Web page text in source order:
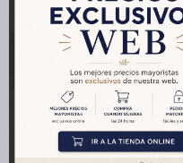
Productos